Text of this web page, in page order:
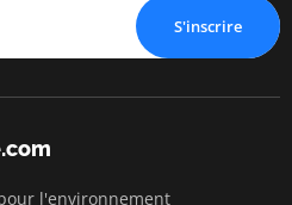
S'inscrire
l'environnement